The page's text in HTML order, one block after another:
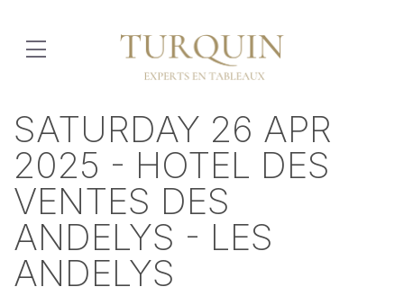
SATURDAY 26 APR
2025 - HOTEL DES
VENTES DES
ANDELYS - LES
ANDELYS